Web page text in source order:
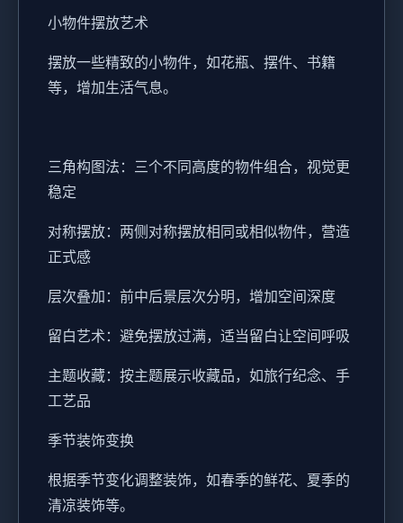
小物件摆放艺术
摆放一些精致的小物件，如花瓶、摆件、书籍
等，增加生活气息。
三角构图法：三个不同高度的物件组合，视觉更
稳定
对称摆放：两侧对称摆放相同或相似物件，营造
正式感
层次叠加：前中后景层次分明，增加空间深度
留白艺术：避免摆放过满，适当留白让空间呼吸
主题收藏：按主题展示收藏品，如旅行纪念、手
工艺品
季节装饰变换
根据季节变化调整装饰，如春季的鲜花、夏季的
清凉装饰等。